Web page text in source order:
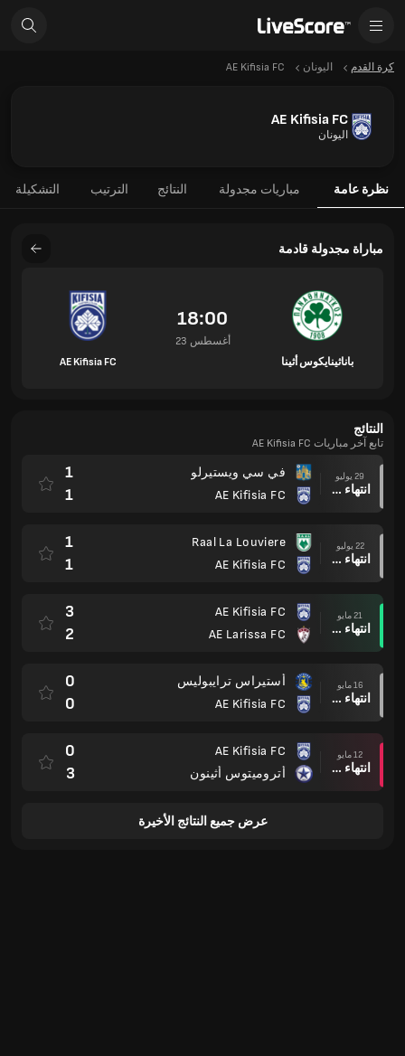
كرة القدم اليونان AE Kifisia FC
AE Kifisia FC
اليونان
نظرة عامة مباريات مجدولة النتائج الترتيب التشكيلة
مباراة مجدولة قادمة
باناثينايكوس أثينا
18:00
23 أغسطس
AE Kifisia FC
النتائج
تابع آخر مباريات AE Kifisia FC
29 يوليو
انتهاء وقت المباراة
في سي ويستيرلو
AE Kifisia FC
1
1
22 يوليو
انتهاء وقت المباراة
Raal La Louviere
AE Kifisia FC
1
1
21 مايو
انتهاء وقت المباراة
AE Kifisia FC
AE Larissa FC
3
2
16 مايو
انتهاء وقت المباراة
أستيراس ترايبوليس
AE Kifisia FC
0
0
12 مايو
انتهاء وقت المباراة
AE Kifisia FC
أتروميتوس أثينون
0
3
عرض جميع النتائج الأخيرة